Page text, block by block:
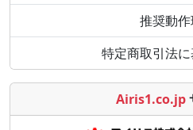
推奨動
特定商取引法
Airis1.co.jp